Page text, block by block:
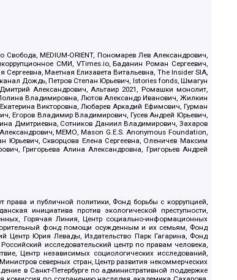
MEDIUM-ORIENT, Пономарев Лев Александрович,
СМИ, VTimes.io, Баданин Роман Сергеевич,
Маетная Елизавета Витальевна, The Insider SIA,
Дождь, Петров Степан Юрьевич, Istories fonds, Шмагун
Александрович, Альтаир 2021, Ромашки монолит,
Владимировна, Лютов Александр Иванович, Жилкин
Викторовна, Любарев Аркадий Ефимович, Гурман
Егоров Владимир Владимирович, Гусев Андрей Юрьевич,
Дмитриевна, Сотников Даниил Владимирович, Захаров
МЕМО, Mason G.E.S. Anonymous Foundation,
Юрьевич, Скворцова Елена Сергеевна, Оленичев Максим
Григорьева Алина Александровна, Григорьев Андрей
права и публичной политики, Фонд борьбы с коррупцией,
инициатива против экологической преступности,
Горячая Линия, Центр социально-информационных
фонд помощи осужденным и их семьям, Фонд
Центр Юрия Левады, Издательство Парк Гагарина, Фонд
исследовательский центр по правам человека,
Центр независимых социологических исследований,
северных стран, Центр развития некоммерческих
в Санкт-Петербурге по административной поддержке